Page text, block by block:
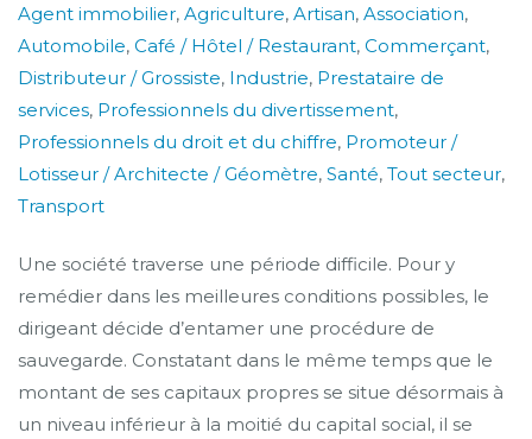
Agent immobilier, Agriculture, Artisan, Association,
Automobile, Café / Hôtel / Restaurant, Commerçant,
Distributeur / Grossiste, Industrie, Prestataire de
services, Professionnels du divertissement,
Professionnels du droit et du chiffre, Promoteur /
Lotisseur / Architecte / Géomètre, Santé, Tout secteur,
Transport
Une société traverse une période difficile. Pour y
remédier dans les meilleures conditions possibles, le
dirigeant décide d’entamer une procédure de
sauvegarde. Constatant dans le même temps que le
montant de ses capitaux propres se situe désormais à
un niveau inférieur à la moitié du capital social, il se